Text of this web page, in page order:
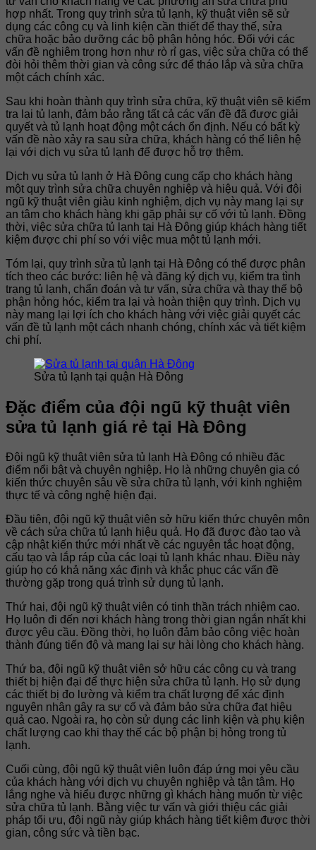
hợp nhất. Trong quy trình sửa tủ lạnh, kỹ thuật viên sẽ sử
dụng các công cụ và linh kiện cần thiết để thay thế, sửa
chữa hoặc bảo dưỡng các bộ phận hỏng hóc. Đối với các
vấn đề nghiêm trọng hơn như rò rỉ gas, việc sửa chữa có thể
đòi hỏi thêm thời gian và công sức để tháo lắp và sửa chữa
một cách chính xác.
Sau khi hoàn thành quy trình sửa chữa, kỹ thuật viên sẽ kiểm
tra lại tủ lạnh, đảm bảo rằng tất cả các vấn đề đã được giải
quyết và tủ lạnh hoạt động một cách ổn định. Nếu có bất kỳ
vấn đề nào xảy ra sau sửa chữa, khách hàng có thể liên hệ
lại với dịch vụ sửa tủ lạnh để được hỗ trợ thêm.
Dịch vụ sửa tủ lạnh ở Hà Đông cung cấp cho khách hàng
một quy trình sửa chữa chuyên nghiệp và hiệu quả. Với đội
ngũ kỹ thuật viên giàu kinh nghiệm, dịch vụ này mang lại sự
an tâm cho khách hàng khi gặp phải sự cố với tủ lạnh. Đồng
thời, việc sửa chữa tủ lạnh tại Hà Đông giúp khách hàng tiết
kiệm được chi phí so với việc mua một tủ lạnh mới.
Tóm lại, quy trình sửa tủ lạnh tại Hà Đông có thể được phân
tích theo các bước: liên hệ và đăng ký dịch vụ, kiểm tra tình
trạng tủ lạnh, chẩn đoán và tư vấn, sửa chữa và thay thế bộ
phận hỏng hóc, kiểm tra lại và hoàn thiện quy trình. Dịch vụ
này mang lại lợi ích cho khách hàng với việc giải quyết các
vấn đề tủ lạnh một cách nhanh chóng, chính xác và tiết kiệm
chi phí.
Sửa tủ lạnh tại quận Hà Đông
Đặc điểm của đội ngũ kỹ thuật viên
sửa tủ lạnh giá rẻ tại Hà Đông
Đội ngũ kỹ thuật viên sửa tủ lạnh Hà Đông có nhiều đặc
điểm nổi bật và chuyên nghiệp. Họ là những chuyên gia có
kiến thức chuyên sâu về sửa chữa tủ lạnh, với kinh nghiệm
thực tế và công nghệ hiện đại.
Đầu tiên, đội ngũ kỹ thuật viên sở hữu kiến thức chuyên môn
về cách sửa chữa tủ lạnh hiệu quả. Họ đã được đào tạo và
cập nhật kiến thức mới nhất về các nguyên tắc hoạt động,
cấu tạo và lắp ráp của các loại tủ lạnh khác nhau. Điều này
giúp họ có khả năng xác định và khắc phục các vấn đề
thường gặp trong quá trình sử dụng tủ lạnh.
Thứ hai, đội ngũ kỹ thuật viên có tinh thần trách nhiệm cao.
Họ luôn đi đến nơi khách hàng trong thời gian ngắn nhất khi
được yêu cầu. Đồng thời, họ luôn đảm bảo công việc hoàn
thành đúng tiến độ và mang lại sự hài lòng cho khách hàng.
Thứ ba, đội ngũ kỹ thuật viên sở hữu các công cụ và trang
thiết bị hiện đại để thực hiện sửa chữa tủ lạnh. Họ sử dụng
các thiết bị đo lường và kiểm tra chất lượng để xác định
nguyên nhân gây ra sự cố và đảm bảo sửa chữa đạt hiệu
quả cao. Ngoài ra, họ còn sử dụng các linh kiện và phụ kiện
chất lượng cao khi thay thế các bộ phận bị hỏng trong tủ
lạnh.
Cuối cùng, đội ngũ kỹ thuật viên luôn đáp ứng mọi yêu cầu
của khách hàng với dịch vụ chuyên nghiệp và tận tâm. Họ
lắng nghe và hiểu được những gì khách hàng muốn từ việc
sửa chữa tủ lạnh. Bằng việc tư vấn và giới thiệu các giải
pháp tối ưu, đội ngũ này giúp khách hàng tiết kiệm được thời
gian, công sức và tiền bạc.